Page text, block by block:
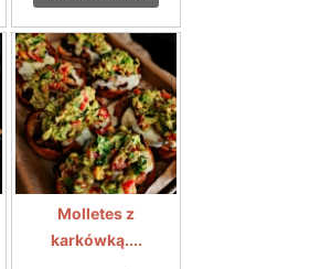
Molletes z
karkówką....